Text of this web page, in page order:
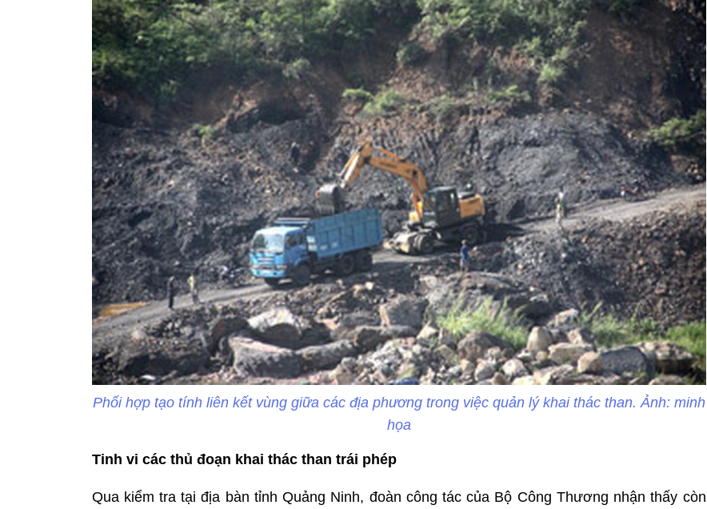
Phối hợp tạo tính liên kết vùng giữa các địa phương trong việc quản lý khai thác than. Ảnh: minh
họa
Tinh vi các thủ đoạn khai thác than trái phép
Qua kiểm tra tại địa bàn tỉnh Quảng Ninh, đoàn công tác của Bộ Công Thương nhận thấy còn